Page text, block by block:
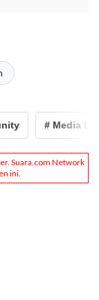
# Media Lokal